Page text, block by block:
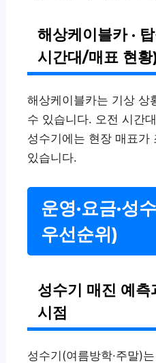
해상케이블카 ·
시간대/매표 현황
해상케이블카는 기상 상
수 있습니다. 오전 시간
성수기에는 현장 매표가
있습니다.
운영·요금·성
우선순위)
성수기 매진 예
시점
성수기(여름방학·주말)